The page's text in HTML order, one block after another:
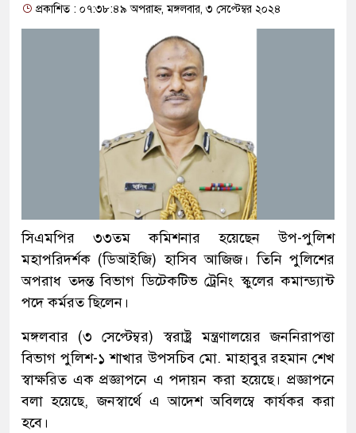
প্রকাশিত : ০৭:৩৮:৪৯ অপরাহ্ন, মঙ্গলবার, ৩ সেপ্টেম্বর ২০২৪
সিএমপির ৩৩তম কমিশনার হয়েছেন উপ-পুলিশ
মহাপরিদর্শক (ডিআইজি) হাসিব আজিজ। তিনি পুলিশের
অপরাধ তদন্ত বিভাগ ডিটেকটিভ ট্রেনিং স্কুলের কমান্ড্যান্ট
পদে কর্মরত ছিলেন।
মঙ্গলবার (৩ সেপ্টেম্বর) স্বরাষ্ট্র মন্ত্রণালয়ের জননিরাপত্তা
বিভাগ পুলিশ-১ শাখার উপসচিব মো. মাহাবুর রহমান শেখ
স্বাক্ষরিত এক প্রজ্ঞাপনে এ পদায়ন করা হয়েছে। প্রজ্ঞাপনে
বলা হয়েছে, জনস্বার্থে এ আদেশ অবিলম্বে কার্যকর করা
হবে।